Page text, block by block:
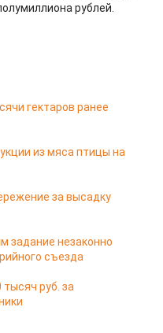
рублей.
гектаров ранее
из мяса птицы на
за высадку
задание незаконно
съезда
руб. за